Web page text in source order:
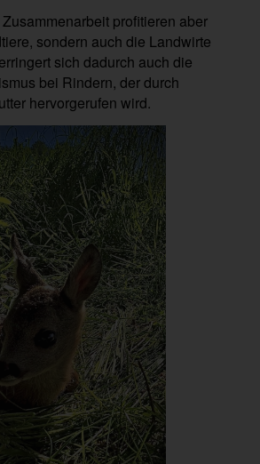
profitieren aber
sondern auch die Landwirte
sich dadurch auch die
bei Rindern, der durch
hervorgerufen wird.